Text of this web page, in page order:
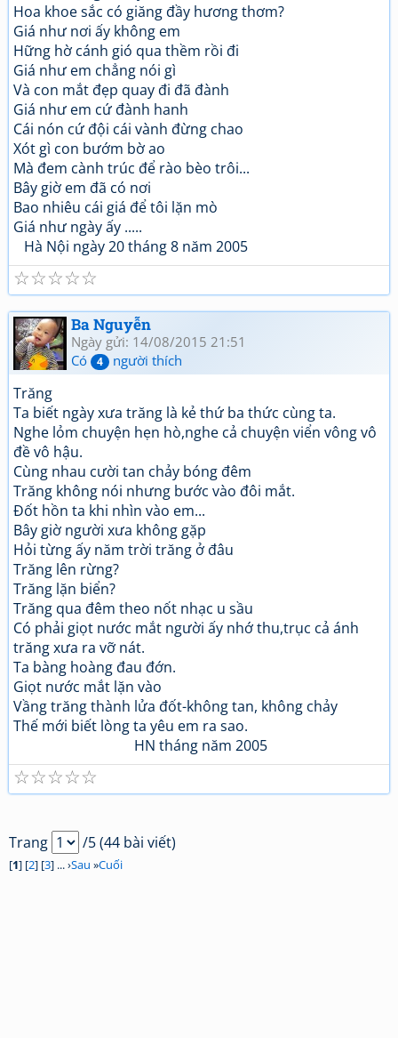
Hoa khoe sắc có giăng đầy hương thơm?
Giá như nơi ấy không em
Hững hờ cánh gió qua thềm rồi đi
Giá như em chẳng nói gì
Và con mắt đẹp quay đi đã đành
Giá như em cứ đành hanh
Cái nón cứ đội cái vành đừng chao
Xót gì con bướm bờ ao
Mà đem cành trúc để rào bèo trôi...
Bây giờ em đã có nơi
Bao nhiêu cái giá để tôi lặn mò
Giá như ngày ấy .....
Hà Nội ngày 20 tháng 8 năm 2005
☆
☆
☆
☆
☆
Ba Nguyễn
Ngày gửi: 14/08/2015 21:51
Có
4 người thích
Trăng
Ta biết ngày xưa trăng là kẻ thứ ba thức cùng ta.
Nghe lỏm chuyện hẹn hò,nghe cả chuyện viển vông vô
đề vô hậu.
Cùng nhau cười tan chảy bóng đêm
Trăng không nói nhưng bước vào đôi mắt.
Đốt hồn ta khi nhìn vào em...
Bây giờ người xưa không gặp
Hỏi từng ấy năm trời trăng ở đâu
Trăng lên rừng?
Trăng lặn biển?
Trăng qua đêm theo nốt nhạc u sầu
Có phải giọt nước mắt người ấy nhớ thu,trục cả ánh
trăng xưa ra vỡ nát.
Ta bàng hoàng đau đớn.
Giọt nước mắt lặn vào
Vầng trăng thành lửa đốt-không tan, không chảy
Thế mới biết lòng ta yêu em ra sao.
HN tháng năm 2005
☆
☆
☆
☆
☆
Trang /5 (44 bài viết)
[1] [2] [3] ... ›Sau »Cuối